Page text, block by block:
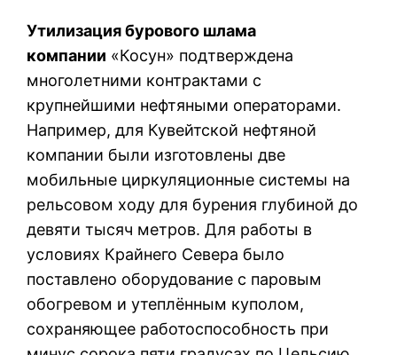
Утилизация бурового шлама
компании «Косун» подтверждена
многолетними контрактами с
крупнейшими нефтяными операторами.
Например, для Кувейтской нефтяной
компании были изготовлены две
мобильные циркуляционные системы на
рельсовом ходу для бурения глубиной до
девяти тысяч метров. Для работы в
условиях Крайнего Севера было
поставлено оборудование с паровым
обогревом и утеплённым куполом,
сохраняющее работоспособность при